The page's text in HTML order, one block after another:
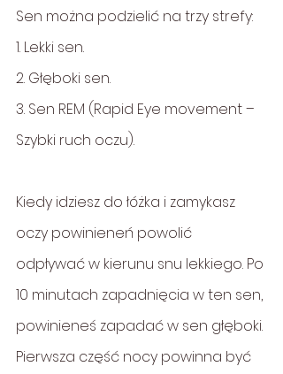
Sen można podzielić na trzy strefy:
1. Lekki sen.
2. Głęboki sen.
3. Sen REM (Rapid Eye movement –
Szybki ruch oczu).
Kiedy idziesz do łóżka i zamykasz
oczy powinieneń powolić
odpływać w kierunu snu lekkiego. Po
10 minutach zapadnięcia w ten sen,
powinieneś zapadać w sen głęboki.
Pierwsza część nocy powinna być